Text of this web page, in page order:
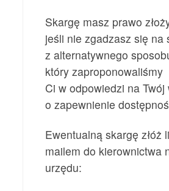
Skargę masz prawo
jeśli nie zgadzasz się na
z alternatywnego
który zaproponowaliśmy
Ci w odpowiedzi na Twój
o zapewnienie
Ewentualną skargę złóż
mailem do kierownictwa
urzędu: